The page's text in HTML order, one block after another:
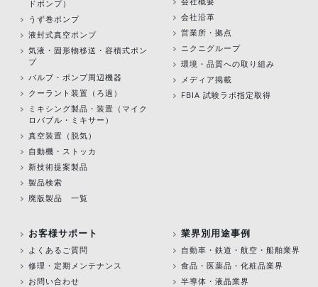
ドポンプ）
うず巻ポンプ
液封式真空ポンプ
気液・固形物移送・容積式ポン
プ
バルブ・ポンプ周辺機器
クーラント装置（ろ過）
ミキシング製品・装置（マイク
ロバブル・ミキサー）
真空装置（脱気）
自動機・ストッカ
新技術提案製品
製品検索
廃版製品 一覧
会社沿革
営業所・拠点
ニクニグループ
環境・品質への取り組み
メディア掲載
FBIA 試験ラボ指定取得
お客様サポート
よくあるご質問
修理・定期メンテナンス
お問い合わせ
業界別用途事例
自動車・鉄道・航空・船舶業界
食品・医薬品・化粧品業界
半導体・液晶業界